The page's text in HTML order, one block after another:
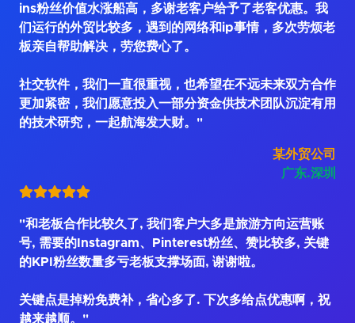
ins粉丝价值水涨船高，多谢老客户给予了老客优惠。我
们运行的外贸比较多，遇到的网络和ip事情，多次劳烦老
板亲自帮助解决，劳您费心了。
社交软件，我们一直很重视，也希望在不远未来双方合作
更加紧密，我们愿意投入一部分资金供技术团队沉淀有用
的技术研究，一起航海发大财。"
某外贸公司
广东.深圳
"和老板合作比较久了, 我们客户大多是旅游方向运营账
号, 需要的Instagram、Pinterest粉丝、赞比较多, 关键
的KPI粉丝数量多亏老板支撑场面, 谢谢啦。
关键点是掉粉免费补，省心多了. 下次多给点优惠啊，祝
越来越顺。"